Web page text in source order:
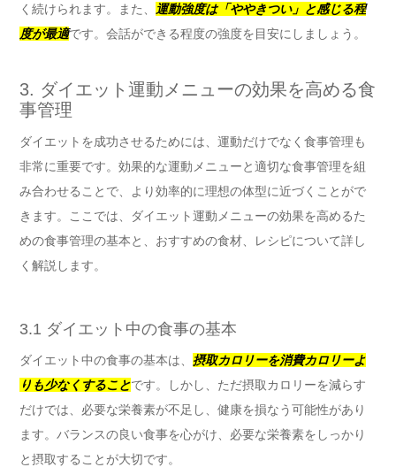
く続けられます。また、
運動強度は「ややきつい」と感じる程
度が最適です。会話ができる程度の強度を目安にしましょう。
3. ダイエット運動メニューの効果を高める食
事管理
ダイエットを成功させるためには、運動だけでなく食事管理も
非常に重要です。効果的な運動メニューと適切な食事管理を組
み合わせることで、より効率的に理想の体型に近づくことがで
きます。ここでは、ダイエット運動メニューの効果を高めるた
めの食事管理の基本と、おすすめの食材、レシピについて詳し
く解説します。
3.1 ダイエット中の食事の基本
ダイエット中の食事の基本は、 摂取カロリーを消費カロリーよ
りも少なくすることです。しかし、ただ摂取カロリーを減らす
だけでは、必要な栄養素が不足し、健康を損なう可能性があり
ます。バランスの良い食事を心がけ、必要な栄養素をしっかり
と摂取することが大切です。